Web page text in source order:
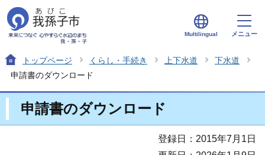
Multilingual メニュー
トップページ くらし・手続き 上下水道
下水道
申請書のダウンロード
申請書のダウンロード
登録日：2015年7月1日